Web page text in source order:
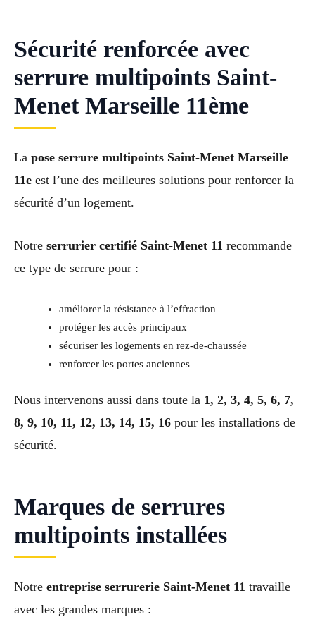
Sécurité renforcée avec
serrure multipoints Saint-
Menet Marseille 11ème
La pose serrure multipoints Saint-Menet Marseille
11e est l’une des meilleures solutions pour renforcer la
sécurité d’un logement.
Notre serrurier certifié Saint-Menet 11 recommande
ce type de serrure pour :
améliorer la résistance à l’effraction
protéger les accès principaux
sécuriser les logements en rez-de-chaussée
renforcer les portes anciennes
Nous intervenons aussi dans toute la 1, 2, 3, 4, 5, 6, 7,
8, 9, 10, 11, 12, 13, 14, 15, 16 pour les installations de
sécurité.
Marques de serrures
multipoints installées
Notre entreprise serrurerie Saint-Menet 11 travaille
avec les grandes marques :